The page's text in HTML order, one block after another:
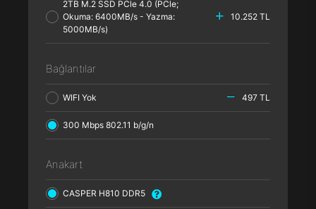
2TB M.2 SSD PCle 4.0 (PCle;
Okuma: 6400MB/s - Yazma:
5000MB/s)
10.252 TL
Bağlantılar
WIFI Yok 497 TL
300 Mbps 802.11 b/g/n
Anakart
CASPER H810 DDR5